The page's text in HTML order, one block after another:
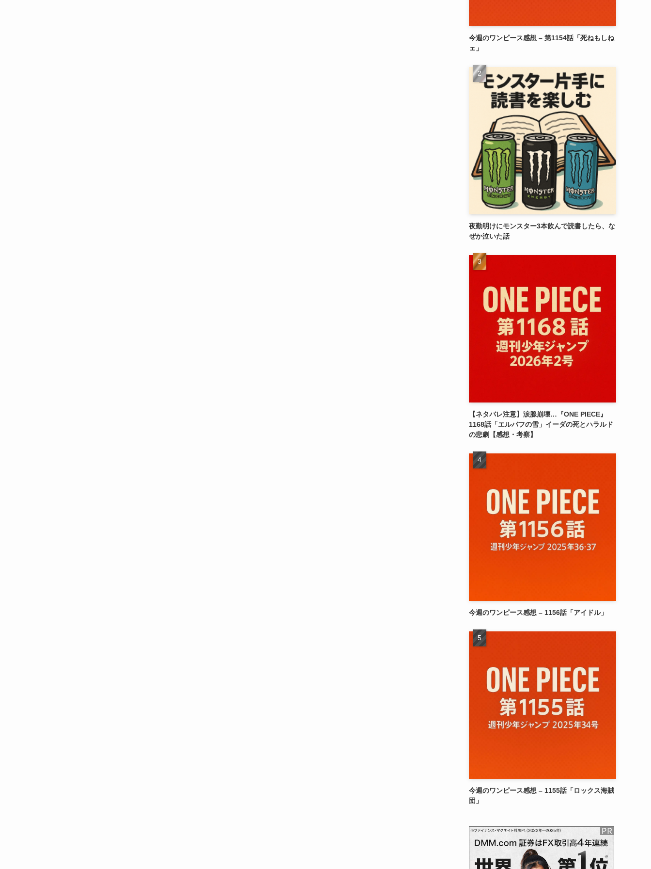
今週のワンピース感想 – 第1154話「死ねもしね
ェ」
夜勤明けにモンスター3本飲んで読書したら、な
ぜか泣いた話
【ネタバレ注意】涙腺崩壊…『ONE PIECE』
1168話「エルバフの雪」イーダの死とハラルド
の悲劇【感想・考察】
今週のワンピース感想 – 1156話「アイドル」
今週のワンピース感想 – 1155話「ロックス海賊
団」